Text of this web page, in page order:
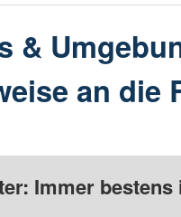
&
an die
Immer